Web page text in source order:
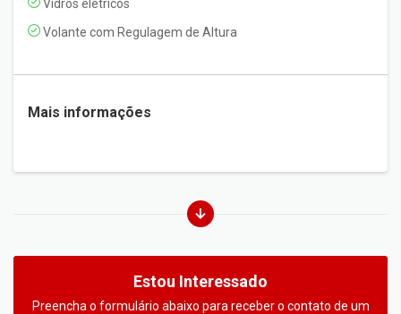
Vidros elétricos
Volante com Regulagem de Altura
Mais informações
Estou Interessado
Preencha o formulário abaixo para receber o contato de um